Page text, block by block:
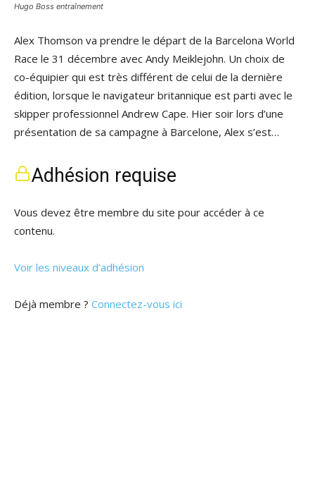
Hugo Boss entraînement
Alex Thomson va prendre le départ de la Barcelona World
Race le 31 décembre avec Andy Meiklejohn. Un choix de
co-équipier qui est très différent de celui de la dernière
édition, lorsque le navigateur britannique est parti avec le
skipper professionnel Andrew Cape. Hier soir lors d’une
présentation de sa campagne à Barcelone, Alex s’est…
Adhésion requise
Vous devez être membre du site pour accéder à ce
contenu.
Voir les niveaux d’adhésion
Déjà membre ? Connectez-vous ici